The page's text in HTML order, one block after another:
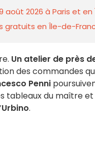
août 2026 à Paris et
en Île-de-
Un atelier de près
des commandes
Penni
tableaux du maître
Urbino.